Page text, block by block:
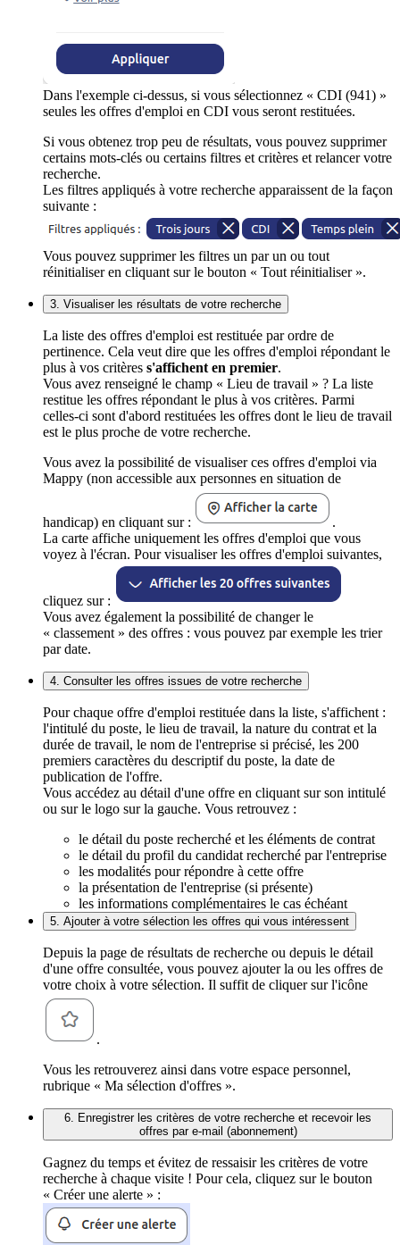
Dans l'exemple ci-dessus, si vous sélectionnez « CDI (941) »
seules les offres d'emploi en CDI vous seront restituées.
Si vous obtenez trop peu de résultats, vous pouvez supprimer
certains mots-clés ou certains filtres et critères et relancer votre
recherche.
Les filtres appliqués à votre recherche apparaissent de la façon
suivante :
Vous pouvez supprimer les filtres un par un ou tout
réinitialiser en cliquant sur le bouton « Tout réinitialiser ».
3. Visualiser les résultats de votre recherche
La liste des offres d'emploi est restituée par ordre de
pertinence. Cela veut dire que les offres d'emploi répondant le
plus à vos critères s'affichent en premier.
Vous avez renseigné le champ « Lieu de travail » ? La liste
restitue les offres répondant le plus à vos critères. Parmi
celles-ci sont d'abord restituées les offres dont le lieu de travail
est le plus proche de votre recherche.
Vous avez la possibilité de visualiser ces offres d'emploi via
Mappy (non accessible aux personnes en situation de
handicap) en cliquant sur :
.
La carte affiche uniquement les offres d'emploi que vous
voyez à l'écran. Pour visualiser les offres d'emploi suivantes,
cliquez sur :
Vous avez également la possibilité de changer le
« classement » des offres : vous pouvez par exemple les trier
par date.
4. Consulter les offres issues de votre recherche
Pour chaque offre d'emploi restituée dans la liste, s'affichent :
l'intitulé du poste, le lieu de travail, la nature du contrat et la
durée de travail, le nom de l'entreprise si précisé, les 200
premiers caractères du descriptif du poste, la date de
publication de l'offre.
Vous accédez au détail d'une offre en cliquant sur son intitulé
ou sur le logo sur la gauche. Vous retrouvez :
le détail du poste recherché et les éléments de contrat
le détail du profil du candidat recherché par l'entreprise
les modalités pour répondre à cette offre
la présentation de l'entreprise (si présente)
les informations complémentaires le cas échéant
5. Ajouter à votre sélection les offres qui vous intéressent
Depuis la page de résultats de recherche ou depuis le détail
d'une offre consultée, vous pouvez ajouter la ou les offres de
votre choix à votre sélection. Il suffit de cliquer sur l'icône
.
Vous les retrouverez ainsi dans votre espace personnel,
rubrique « Ma sélection d'offres ».
6. Enregistrer les critères de votre recherche et recevoir les
offres par e-mail (abonnement)
Gagnez du temps et évitez de ressaisir les critères de votre
recherche à chaque visite ! Pour cela, cliquez sur le bouton
« Créer une alerte » :